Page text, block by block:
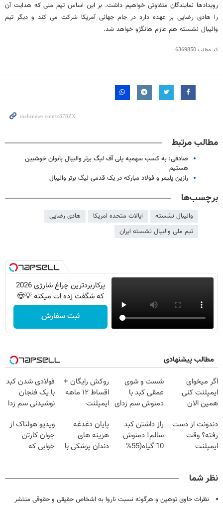
رویدادها نمایندگان متفاوتی خواهیم داشت. بر این اساس تیم ملی که هدایت آن
را هادی رضایی بر عهده دارد در جام جهانی آمریکا شرکت می کند و دیگر تیم
والیبال نشسته هم عازم هانگژو خواهد شد.
کد مطلب6369850
مطالب مرتبط
صادقی: به کسب سهمیه پلی آف لیگ برتر والیبال بانوان خوشبین
هستیم
رازین پلیمر و فولاد مبارکه در یک قدمی لیگ برتر والیبال
برچسب‌ها
والیبال نشسته ایالات متحده امریکا
هادی رضایی
تیم ملی والیبال نشسته ایران
پرکاربردترین چراغ شارژی 2026
که شگفت زده ات میکنه 💡😍
ثبت سفارش
مطالب پیشنهادی
اگر میخوای
ایمپلنت کنی
همین الان
۲۵ میلیون
تومان!!!
شست و شوی
عمقی کبد با
دمنوش سم زدای
روکش رایگان +
اقساط ۱۲ ماهه
ایمپلنت
فولادی شدن کبد
با یک فنجان
نوشیدنی سم زدا
دندونت از دست
رفته؟ وقت
ایمپلنت
راز داشتن کبد
سالم! دمنوش
10 گیاه(55%
پایان دغدغه
هزینه های
دندان پزشکی با
ویدیو هولناک از
جوان کارتن
خوابی که
نظر شما
نظرات حاوی توهین و هرگونه نسبت ناروا به اشخاص حقیقی و حقوقی منتشر